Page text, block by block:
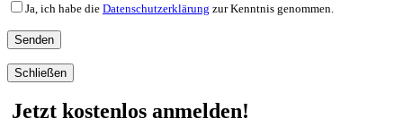
Ja, ich habe die Datenschutzerklärung zur Kenntnis genommen.
Schließen
Jetzt kostenlos anmelden!